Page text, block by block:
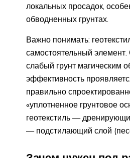
локальных просадок,
обводненных грунтах.
Важно понимать:
самостоятельный элемент.
слабый грунт магическим
эффективность
правильно
«уплотненное грунтовое
геотекстиль —
— подстилающий слой